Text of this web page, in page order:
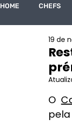
HOME CHEFS
PROJECTOS
19 de
O